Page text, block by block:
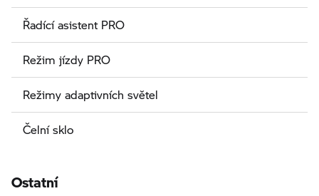
Řadící asistent PRO
Režim jízdy PRO
Režimy adaptivních světel
Čelní sklo
Ostatní